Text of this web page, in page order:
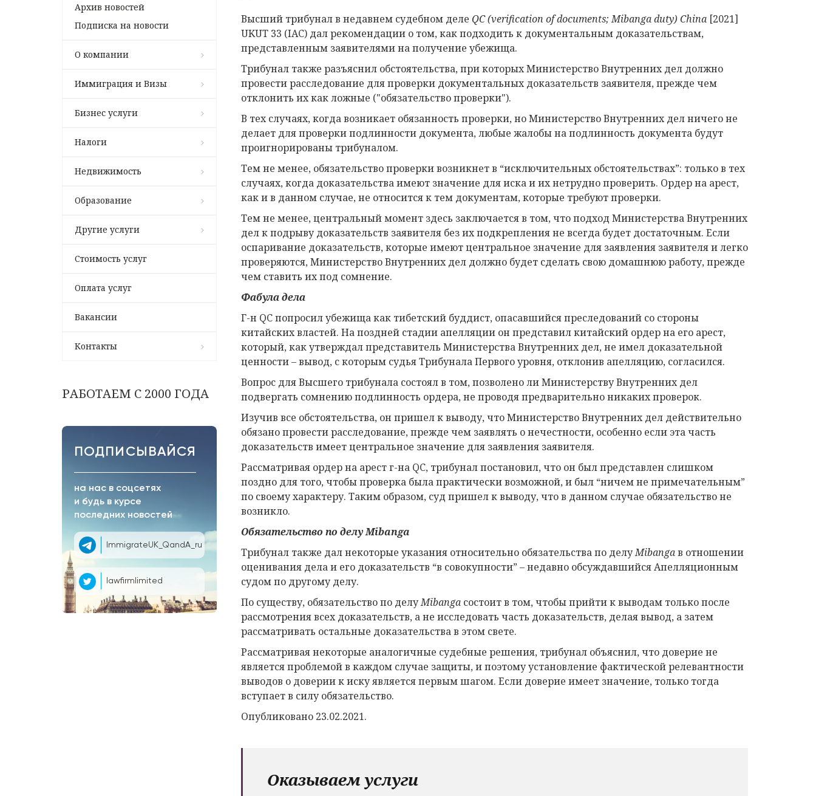
Архив новостей
Подписка на новости
О компании
Иммиграция и Визы
Бизнес услуги
Налоги
Недвижимость
Образование
Другие услуги
Стоимость услуг
Оплата услуг
Вакансии
Контакты
РАБОТАЕМ С 2000 ГОДА
ПОДПИСЫВАЙСЯ
на нас в соцсетях
и будь в курсе
последних новостей
ImmigrateUK_QandA_ru
lawfirmlimited
Высший трибунал в недавнем судебном деле QC(verification of documents;Mibanga duty) China [2021]
UKUT 33 (IAC) дал рекомендации о том, как подходить к документальным доказательствам,
представленным заявителями на получение убежища.
Трибунал также разъяснил обстоятельства, при которых Министерство Внутренних дел должно
провести расследование для проверки документальных доказательств заявителя, прежде чем
отклонить их как ложные ("обязательство проверки").
В тех случаях, когда возникает обязанность проверки, но Министерство Внутренних дел ничего не
делает для проверки подлинности документа, любые жалобы на подлинность документа будут
проигнорированы трибуналом.
Тем не менее, обязательство проверки возникнет в “исключительных обстоятельствах”: только в тех
случаях, когда доказательства имеют значение для иска и их нетрудно проверить. Ордер на арест,
как и в данном случае, не относится к тем документам, которые требуют проверки.
Тем не менее, центральный момент здесь заключается в том, что подход Министерства Внутренних
дел к подрыву доказательств заявителя без их подкрепления не всегда будет достаточным. Если
оспаривание доказательств, которые имеют центральное значение для заявления заявителя и легко
проверяются, Министерство Внутренних дел должно будет сделать свою домашнюю работу, прежде
чем ставить их под сомнение.
Фабула дела
Г-н QC попросил убежища как тибетский буддист, опасавшийся преследований со стороны
китайских властей. На поздней стадии апелляции он представил китайский ордер на его арест,
который, как утверждал представитель Министерства Внутренних дел, не имел доказательной
ценности – вывод, с которым судья Трибунала Первого уровня, отклонив апелляцию, согласился.
Вопрос для Высшего трибунала состоял в том, позволено ли Министерству Внутренних дел
подвергать сомнению подлинность ордера, не проводя предварительно никаких проверок.
Изучив все обстоятельства, он пришел к выводу, что Министерство Внутренних дел действительно
обязано провести расследование, прежде чем заявлять о нечестности, особенно если эта часть
доказательств имеет центральное значение для заявления заявителя.
Рассматривая ордер на арест г-на QC, трибунал постановил, что он был представлен слишком
поздно для того, чтобы проверка была практически возможной, и был “ничем не примечательным”
по своему характеру. Таким образом, суд пришел к выводу, что в данном случае обязательство не
возникло.
Обязательство по делуMibanga
Трибунал также дал некоторые указания относительно обязательства по делуMibangaв отношении
оценивания дела и его доказательств “в совокупности” – недавно обсуждавшийся Апелляционным
судом по другому делу.
По существу, обязательство по делуMibanga состоит в том, чтобы прийти к выводам только после
рассмотрения всех доказательств, а не исследовать часть доказательств, делая вывод, а затем
рассматривать остальные доказательства в этом свете.
Рассматривая некоторые аналогичные судебные решения, трибунал объяснил, что доверие не
является проблемой в каждом случае защиты, и поэтому установление фактической релевантности
выводов о доверии к иску является первым шагом. Если доверие имеет значение, только тогда
вступает в силу обязательство.
Опубликовано 23.02.2021.
Оказываем услуги